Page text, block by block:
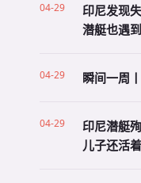
04-29
印尼发现
潜艇也遇
04-29 瞬间一周
04-29
印尼潜艇
儿子还活